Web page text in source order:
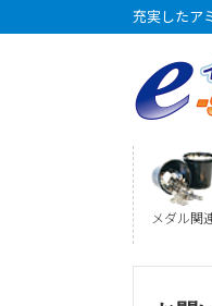
充実したア
メダル関